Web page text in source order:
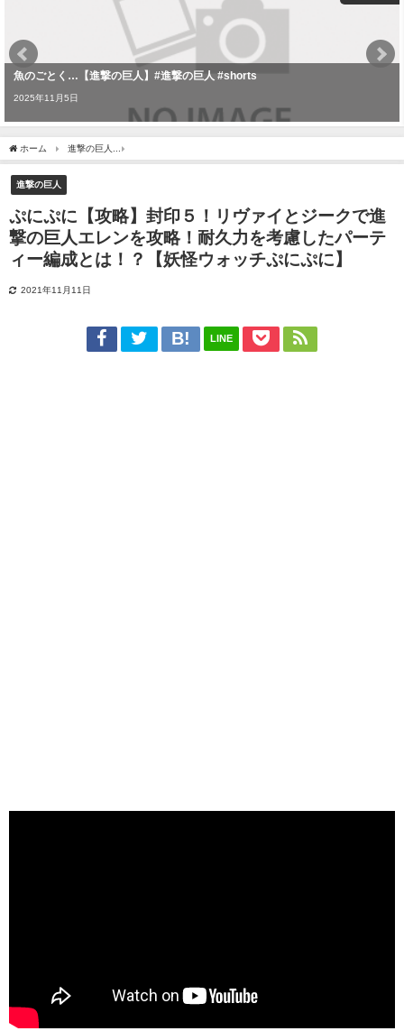
魚のごとく…【進撃の巨人】#進撃の巨人 #shorts
2025年11月5日
ホーム 進撃の巨人
進撃の巨人
ぷにぷに【攻略】封印５！リヴァイとジークで進
撃の巨人エレンを攻略！耐久力を考慮したパーテ
ィー編成とは！？【妖怪ウォッチぷにぷに】
2021年11月11日
LINE